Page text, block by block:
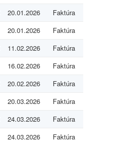
20.01.2026
Faktúra
20.01.2026
Faktúra
11.02.2026
Faktúra
16.02.2026
Faktúra
20.02.2026
Faktúra
20.03.2026
Faktúra
24.03.2026
Faktúra
24.03.2026 Faktúra